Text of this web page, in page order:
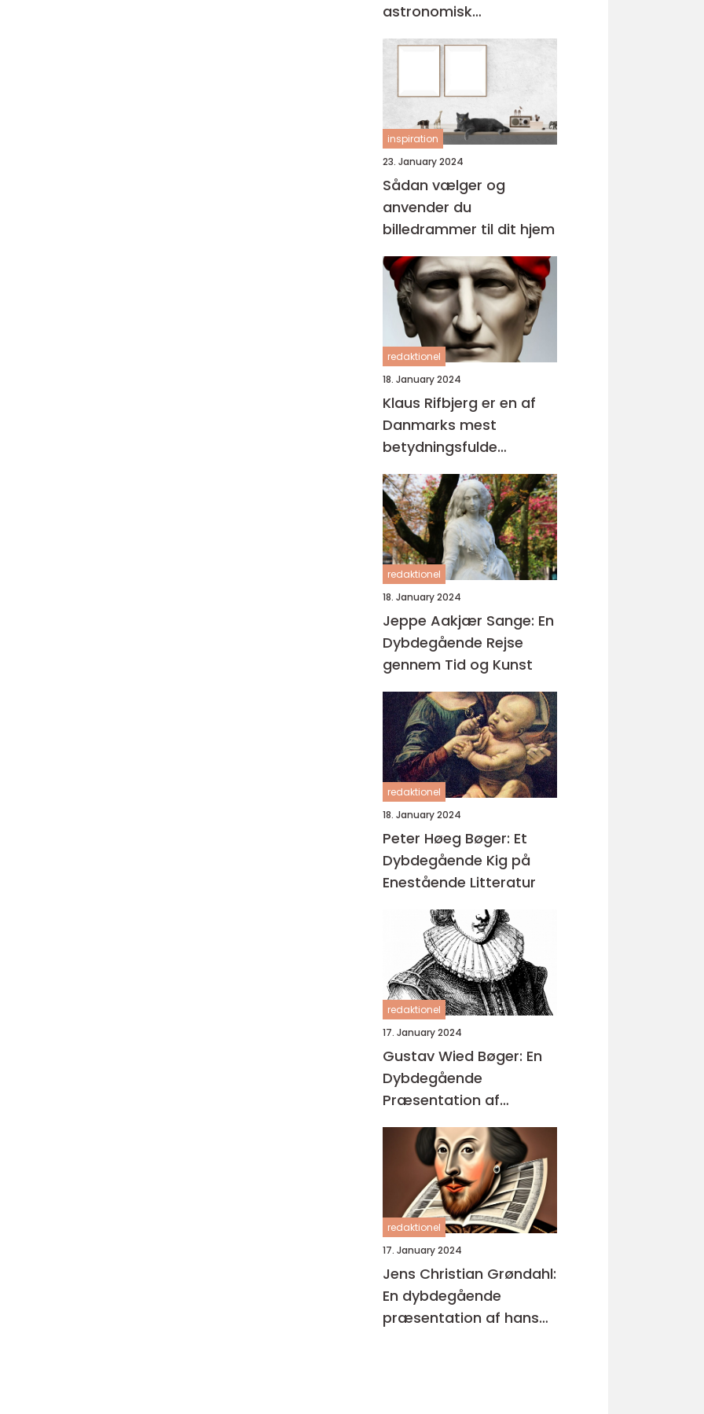
astronomisk
personlighed
inspiration
23. January 2024
Sådan vælger og
anvender du
billedrammer til dit hjem
redaktionel
18. January 2024
Klaus Rifbjerg er en af
Danmarks mest
betydningsfulde
forfattere og digtere,
der har skabt en
imponerende samling af
bøger i sin karriere
redaktionel
18. January 2024
Jeppe Aakjær Sange: En
Dybdegående Rejse
gennem Tid og Kunst
redaktionel
18. January 2024
Peter Høeg Bøger: Et
Dybdegående Kig på
Enestående Litteratur
redaktionel
17. January 2024
Gustav Wied Bøger: En
Dybdegående
Præsentation af
Enestående
Kunstværker
redaktionel
17. January 2024
Jens Christian Grøndahl:
En dybdegående
præsentation af hans